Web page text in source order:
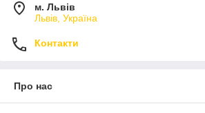
м. Львів
Львів, Україна
Контакти
Про нас